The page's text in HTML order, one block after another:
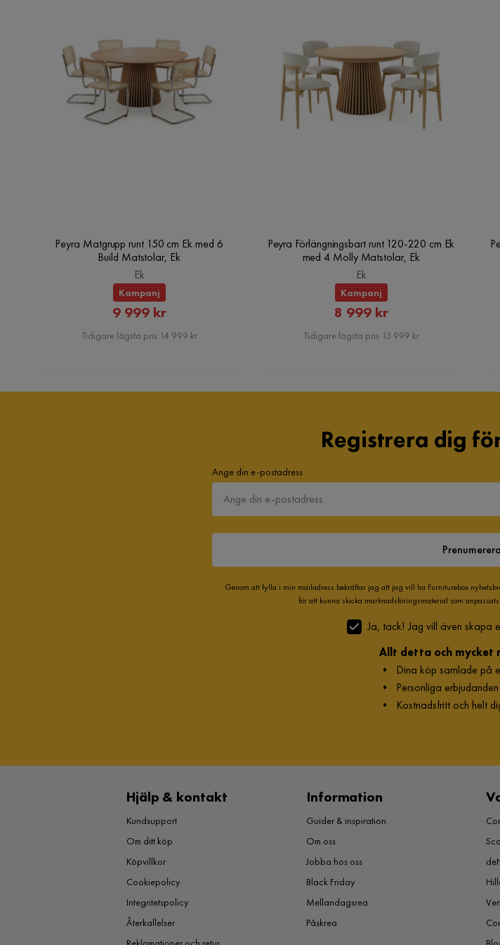
Peyra Matgrupp runt 150 cm Ek med 6
Build Matstolar, Ek
Ek
Kampanj
Rabatterat
Pris
9 999 kr
Tidigare lägsta pris 14 999 kr
Peyra Förlängningsbart runt 120-220 cm Ek
med 4 Molly Matstolar, Ek
Ek
Kampanj
Rabatterat
Pris
8 999 kr
Tidigare lägsta pris 13 999 kr
Registrera dig
Ange din e-postadress
Prenumerera
Genom att fylla i min mailadress bekräftar jag att jag vill ha Furniturebox
för att kunna skicka marknadsföringsmaterial som
Ja, tack! Jag vill även skapa
Allt detta och mycket
• Dina köp samlade på
• Personliga
• Kostnadsfritt och helt
Hjälp & kontakt
Kundsupport
Om ditt köp
Köpvillkor
Cookiepolicy
Integritetspolicy
Återkallelser
Information
Guider & inspiration
Om oss
Jobba hos oss
Black Friday
Mellandagsrea
Påskrea